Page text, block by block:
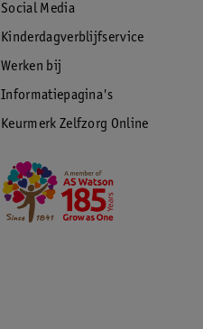
Social Media
Kinderdagverblijfservice
Werken bij
Informatiepagina's
Keurmerk Zelfzorg Online